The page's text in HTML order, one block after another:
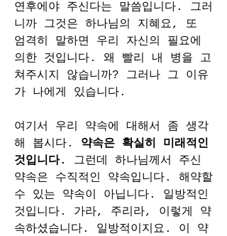
연후에야 주신다는 말씀입니다. 그러
니까 그것은 하나님의 지혜요, 또
엄격히 말하면 우리 자신의 필요에
의한 것입니다. 왜 빨리 내 병을 고
쳐주시지 않습니까? 그러나 그 이유
가 나에게 있습니다.
여기서 우리 약속에 대해서 좀 생각
해 봅시다. 약속은 확실히 미래적인
것입니다. 그런데 하나님께서 주신
약속은 수직적인 약속입니다. 해약할
수 있는 약속이 아닙니다. 일방적인
것입니다. 가라, 주리라, 이렇게 약
속하셨습니다. 일방적이지요. 이 약